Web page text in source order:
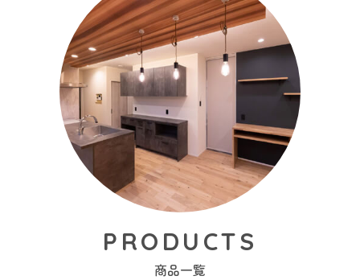
PRODUCTS
商品一覧